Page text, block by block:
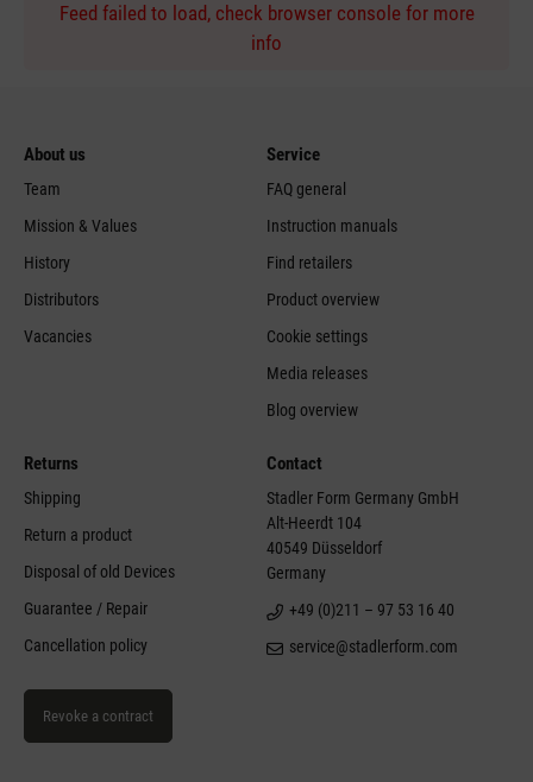
Feed failed to load, check browser console for more
info
About us
Team
Mission & Values
History
Distributors
Vacancies
Service
FAQ general
Instruction manuals
Find retailers
Product overview
Cookie settings
Media releases
Blog overview
Returns
Shipping
Return a product
Disposal of old Devices
Guarantee / Repair
Cancellation policy
Revoke a contract
Contact
Stadler Form Germany GmbH
Alt-Heerdt 104
40549 Düsseldorf
Germany
+49 (0)211 – 97 53 16 40
service@stadlerform.com